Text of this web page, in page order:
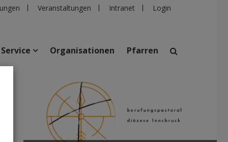
Veranstaltungen Intranet Login
Personen Pfarren Einrichtungen
Service Organisationen Pfarren